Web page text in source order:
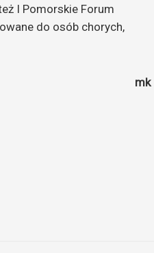
I Pomorskie Forum
do osób chorych,
mk